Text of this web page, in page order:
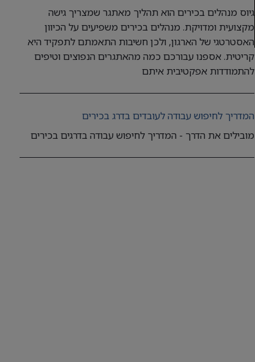
גיוס מנהלים בכירים הוא תהליך מאתגר שמצריך גישה
מקצועית ומדויקת. מנהלים בכירים משפיעים על הכיוון
האסטרטגי של הארגון, ולכן חשיבות התאמתם לתפקיד היא
קריטית. אספנו עבורכם כמה מהאתגרים הנפוצים וטיפים
להתמודדות אפקטיבית איתם
המדריך לחיפוש עבודה לעובדים בדרג בכירים
מובילים את הדרך - המדריך לחיפוש עבודה בדרגים בכירים